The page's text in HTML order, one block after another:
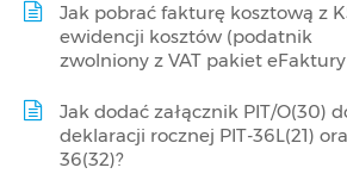
Jak pobrać fakturę kosztową z
ewidencji kosztów (podatnik
zwolniony z VAT pakiet eFaktury
Jak dodać załącznik PIT/O(30)
deklaracji rocznej PIT-36L(21)
36(32)?